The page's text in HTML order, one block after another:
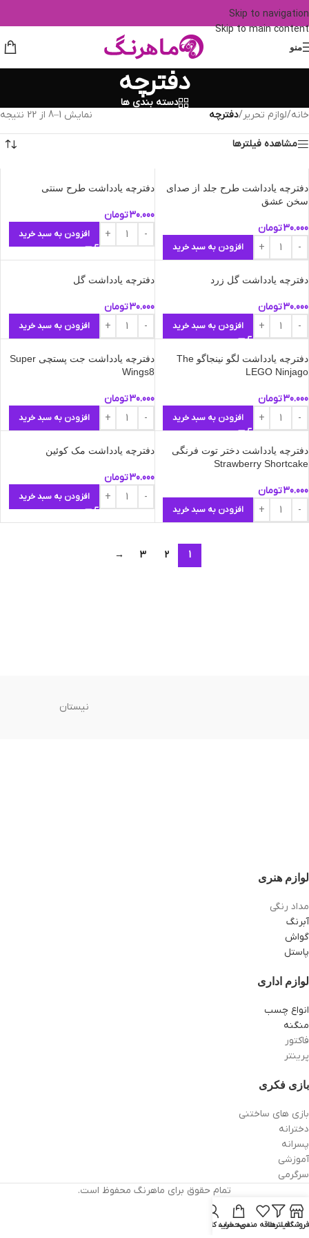
Skip to navigation
Skip to main content
منو
دفترچه
دسته بندی ها
خانه/لوازم تحریر/دفترچه نمایش 1–8 از 22 نتیجه
مشاهده فیلترها
دفترچه یادداشت طرح جلد از صدای
سخن عشق
30.000تومان
افزودن به سبد خرید
دفترچه یادداشت طرح سنتی
30.000تومان
افزودن به سبد خرید
دفترچه یادداشت گل زرد
30.000تومان
افزودن به سبد خرید
دفترچه یادداشت گل
30.000تومان
افزودن به سبد خرید
دفترچه یادداشت لگو نینجاگو The
LEGO Ninjago
30.000تومان
افزودن به سبد خرید
دفترچه یادداشت جت پستچی Super
Wings8
30.000تومان
افزودن به سبد خرید
دفترچه یادداشت دختر توت فرنگی
Strawberry Shortcake
30.000تومان
افزودن به سبد خرید
دفترچه یادداشت مک‌ کوئین
30.000تومان
افزودن به سبد خرید
1
2
3
→
نیستان
لوازم هنری
مداد رنگی
آبرنگ
گواش
پاستل
لوازم اداری
انواع چسب
منگنه
فاکتور
پرینتر
بازی فکری
بازی های ساختنی
دخترانه
پسرانه
آموزشی
سرگرمی
تمام حقوق برای ماهرنگ محفوظ است.
فروشگاهفیلترهاعلاقه مندیسبد خرید
حساب کاربری من